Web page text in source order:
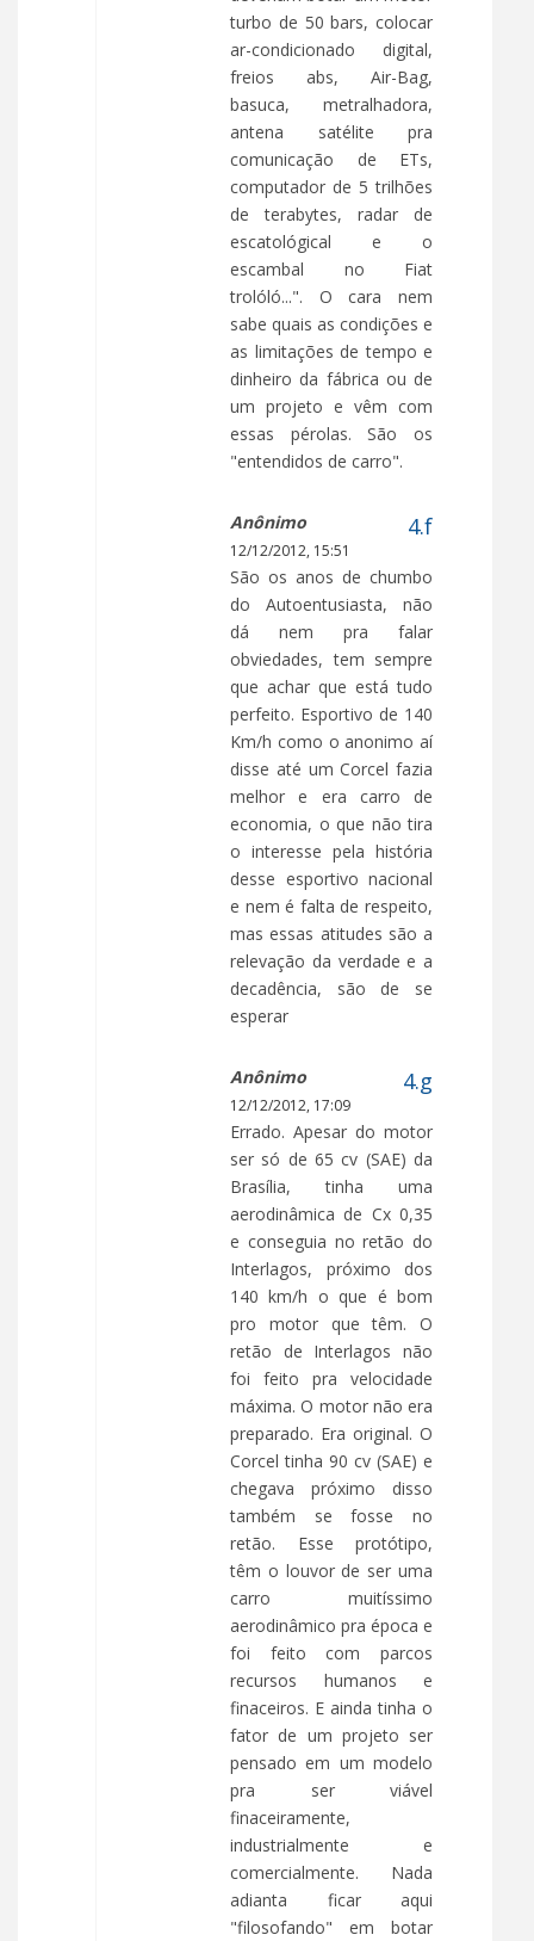
turbo de 50 bars, colocar
ar-condicionado digital,
freios abs, Air-Bag,
basuca, metralhadora,
antena satélite pra
comunicação de ETs,
computador de 5 trilhões
de terabytes, radar de
escatológical e o
escambal no Fiat
trolóló...". O cara nem
sabe quais as condições e
as limitações de tempo e
dinheiro da fábrica ou de
um projeto e vêm com
essas pérolas. São os
"entendidos de carro".
Anônimo
12/12/2012, 15:51
São os anos de chumbo
do Autoentusiasta, não
dá nem pra falar
obviedades, tem sempre
que achar que está tudo
perfeito. Esportivo de 140
Km/h como o anonimo aí
disse até um Corcel fazia
melhor e era carro de
economia, o que não tira
o interesse pela história
desse esportivo nacional
e nem é falta de respeito,
mas essas atitudes são a
relevação da verdade e a
decadência, são de se
esperar
Anônimo
12/12/2012, 17:09
Errado. Apesar do motor
ser só de 65 cv (SAE) da
Brasília, tinha uma
aerodinâmica de Cx 0,35
e conseguia no retão do
Interlagos, próximo dos
140 km/h o que é bom
pro motor que têm. O
retão de Interlagos não
foi feito pra velocidade
máxima. O motor não era
preparado. Era original. O
Corcel tinha 90 cv (SAE) e
chegava próximo disso
também se fosse no
retão. Esse protótipo,
têm o louvor de ser uma
carro muitíssimo
aerodinâmico pra época e
foi feito com parcos
recursos humanos e
finaceiros. E ainda tinha o
fator de um projeto ser
pensado em um modelo
pra ser viável
finaceiramente,
industrialmente e
comercialmente. Nada
adianta ficar aqui
"filosofando" em botar